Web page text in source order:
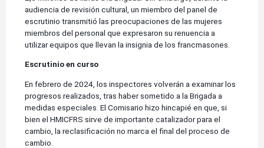
audiencia de revisión cultural, un miembro del panel de
escrutinio transmitió las preocupaciones de las mujeres
miembros del personal que expresaron su renuencia a
utilizar equipos que llevan la insignia de los francmasones.
Escrutinio en curso
En febrero de 2024, los inspectores volverán a examinar los
progresos realizados, tras haber sometido a la Brigada a
medidas especiales. El Comisario hizo hincapié en que, si
bien el HMICFRS sirve de importante catalizador para el
cambio, la reclasificación no marca el final del proceso de
cambio.